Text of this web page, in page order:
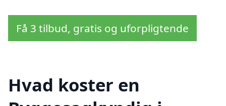
Få 3 tilbud, gratis og uforpligtende
Hvad koster en